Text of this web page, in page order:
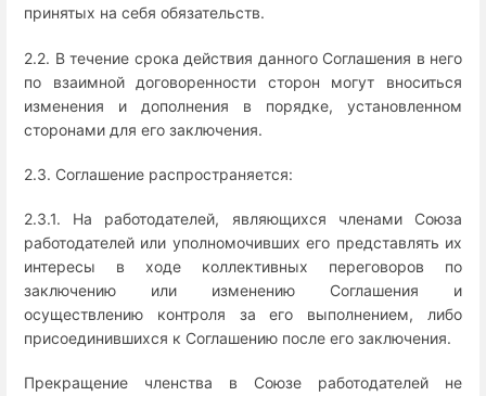
принятых на себя обязательств.
2.2. В течение срока действия данного Соглашения в него
по взаимной договоренности сторон могут вноситься
изменения и дополнения в порядке, установленном
сторонами для его заключения.
2.3. Соглашение распространяется:
2.3.1. На работодателей, являющихся членами Союза
работодателей или уполномочивших его представлять их
интересы в ходе коллективных переговоров по
заключению или изменению Соглашения и
осуществлению контроля за его выполнением, либо
присоединившихся к Соглашению после его заключения.
Прекращение членства в Союзе работодателей не